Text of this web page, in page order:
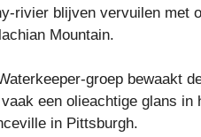
rivier blijven vervuilen met
Mountain.
groep bewaakt
een olieachtige glans
in Pittsburgh.